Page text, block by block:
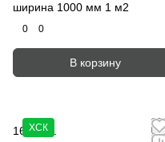
ширина 1000 мм 1 м2
0 0
В корзину
ХСК
168 руб.